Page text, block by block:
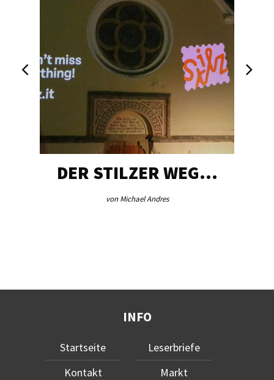
DER STILZER WEG…
von Michael Andres
INFO
Startseite
Kontakt
Leserbriefe
Markt